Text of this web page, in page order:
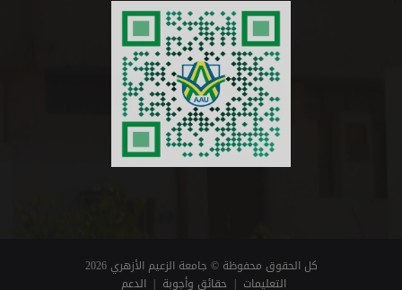
كل الحقوق محفوظة © جامعة الزعيم الأزهري 2026
التعليمات | حقائق وأجوبة | الدعم